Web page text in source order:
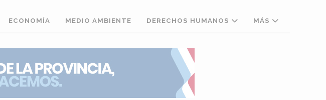
ECONOMÍA MEDIO AMBIENTE DERECHOS HUMANOS MÁS